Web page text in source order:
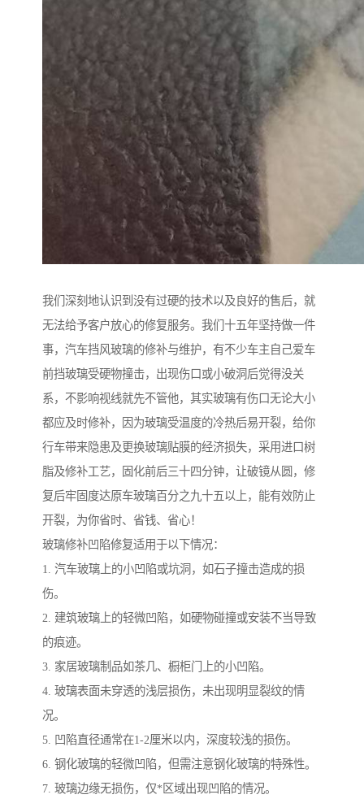
我们深刻地认识到没有过硬的技术以及良好的售后，就
无法给予客户放心的修复服务。我们十五年坚持做一件
事，汽车挡风玻璃的修补与维护，有不少车主自己爱车
前挡玻璃受硬物撞击，出现伤口或小破洞后觉得没关
系，不影响视线就先不管他，其实玻璃有伤口无论大小
都应及时修补，因为玻璃受温度的冷热后易开裂，给你
行车带来隐患及更换玻璃贴膜的经济损失，采用进口树
脂及修补工艺，固化前后三十四分钟，让破镜从圆，修
复后牢固度达原车玻璃百分之九十五以上，能有效防止
开裂，为你省时、省钱、省心！
玻璃修补凹陷修复适用于以下情况：
1. 汽车玻璃上的小凹陷或坑洞，如石子撞击造成的损
伤。
2. 建筑玻璃上的轻微凹陷，如硬物碰撞或安装不当导致
的痕迹。
3. 家居玻璃制品如茶几、橱柜门上的小凹陷。
4. 玻璃表面未穿透的浅层损伤，未出现明显裂纹的情
况。
5. 凹陷直径通常在1-2厘米以内，深度较浅的损伤。
6. 钢化玻璃的轻微凹陷，但需注意钢化玻璃的特殊性。
7. 玻璃边缘无损伤，仅*区域出现凹陷的情况。